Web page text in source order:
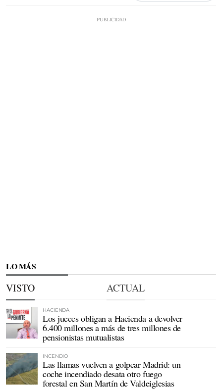
LO MÁS
VISTO ACTUAL
HACIENDA
Los jueces obligan a Hacienda a devolver
6.400 millones a más de tres millones de
pensionistas mutualistas
INCENDIO
Las llamas vuelven a golpear Madrid: un
coche incendiado desata otro fuego
forestal en San Martín de Valdeiglesias